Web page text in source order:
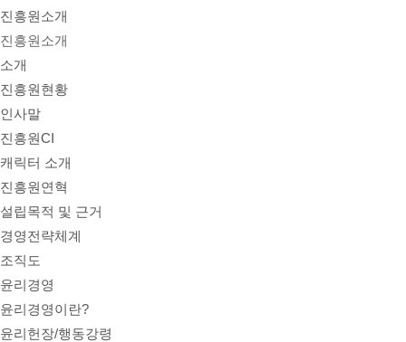
진흥원소개
진흥원소개
소개
진흥원현황
인사말
진흥원CI
캐릭터 소개
진흥원연혁
설립목적 및 근거
경영전략체계
조직도
윤리경영
윤리경영이란?
윤리헌장/행동강령